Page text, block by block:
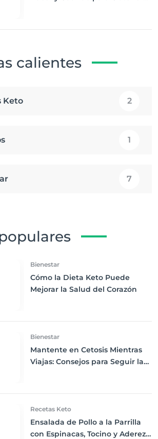
calientes
Keto 2
1
7
Bienestar
Cómo la Dieta Keto Puede
Mejorar la Salud del Corazón
Bienestar
Mantente en Cetosis Mientras
Viajas: Consejos para Seguir la
Recetas Keto
Ensalada de Pollo a la Parrilla
con Espinacas, Tocino y Aderezo